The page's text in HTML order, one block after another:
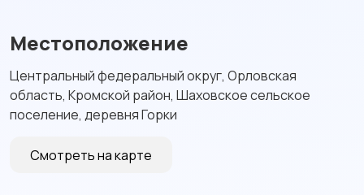
Местоположение
Центральный федеральный округ, Орловская
область, Кромской район, Шаховское сельское
поселение, деревня Горки
Смотреть на карте